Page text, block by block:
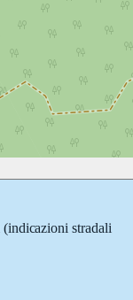
(indicazioni stradali